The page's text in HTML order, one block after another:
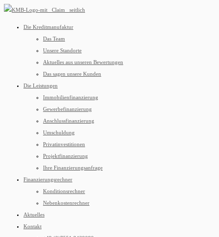
Die Kreditmanufaktur
Das Team
Unsere Standorte
Aktuelles aus unseren Bewertungen
Das sagen unsere Kunden
Die Leistungen
Immobilienfinanzierung
Gewerbefinanzierung
Anschlussfinanzierung
Umschuldung
Privatinvestitionen
Projektfinanzierung
Ihre Finanzierungsanfrage
Finanzierungsrechner
Konditionsrechner
Nebenkostenrechner
Aktuelles
Kontakt